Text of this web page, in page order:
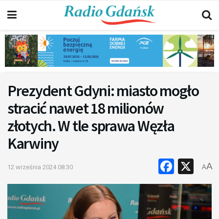
Prezydent Gdyni: miasto mogło
stracić nawet 18 milionów
złotych. W tle sprawa Węzła
Karwiny
12 września 2024 08:30 X
AA